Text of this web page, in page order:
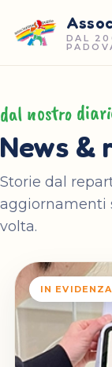
DAL
dal nostro
News &
Storie dal
aggiornamenti
volta.
IN EVIDENZA